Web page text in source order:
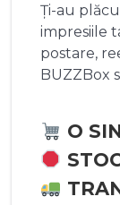
Ți-au
impresiile
postare,
BUZZBox
O